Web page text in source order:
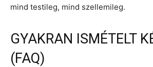
mind testileg, mind szellemileg.
GYAKRAN ISMÉTELT
(FAQ)